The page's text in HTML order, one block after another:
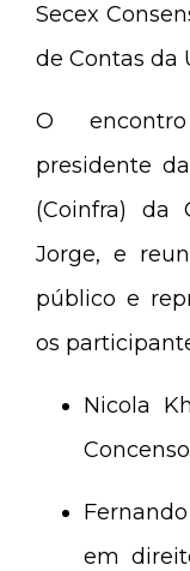
Secex
de Contas da
O
presidente
(Coinfra) da
Jorge, e
público e
os
Nicola
em